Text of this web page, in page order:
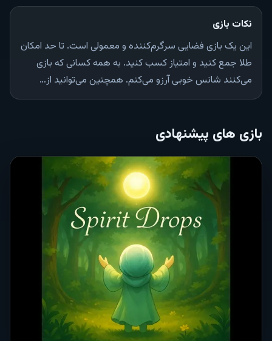
نکات بازی
این یک بازی فضایی سرگرم‌کننده و معمولی است. تا حد امکان
طلا جمع کنید و امتیاز کسب کنید. به همه کسانی که بازی
می‌کنند شانس خوبی آرزو می‌کنم. همچنین می‌توانید از…
بازی های پیشنهادی